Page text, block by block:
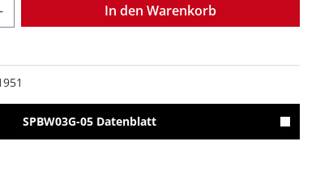
In den Warenkorb
SPBW03G-05 Datenblatt